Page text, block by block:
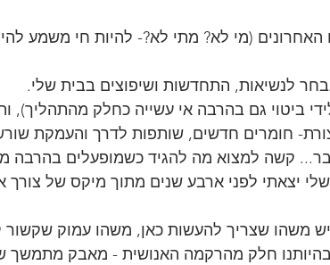
האחרונים (מי לא? מתי לא?- להיות חי משמע
לנשיאות, התחדשות ושיפוצים בבית שלי.
ביטוי גם בהרבה אי עשייה כחלק מהתהליך),
חומרים חדשים, שותפות לדרך והעמקת
קשה למצוא מה להגיד כשמופעלים בהרבה
יצאתי לפני ארבע שנים מתוך מיקס של צורך
משהו שצריך להעשות כאן, משהו עמוק שקשור
בהיותנו חלק מהרקמה האנושית - מאבק מתמשך